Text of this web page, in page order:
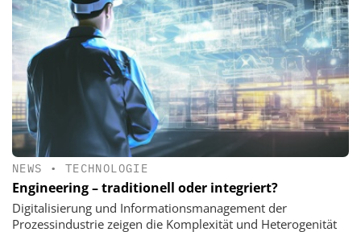
NEWS • TECHNOLOGIE
Engineering – traditionell oder integriert?
Digitalisierung und Informationsmanagement der
Prozessindustrie zeigen die Komplexität und Heterogenität